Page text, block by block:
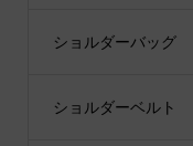
ショルダーバッグ
ショルダーベルト